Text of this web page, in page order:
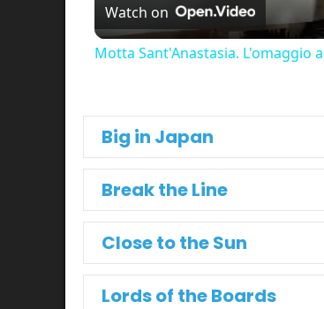
Watch on
Motta Sant'Anastasia. L'omaggio
Big in Japan
Break the Line
Close to the Sun
Lords of the Boards